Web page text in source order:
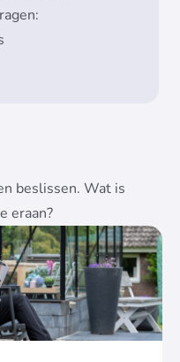
beslissen. Wat is
eraan?